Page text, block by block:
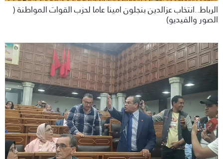
الرباط..انتخاب عزالدين بنجلون امينا عاما لحزب القوات المواطنة (
الصور والفيديو)